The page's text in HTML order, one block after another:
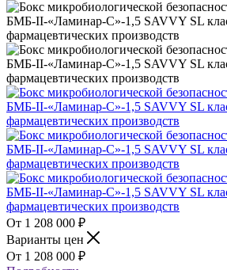
1 208 000 ₽
Варианты цен
1 208 000 ₽